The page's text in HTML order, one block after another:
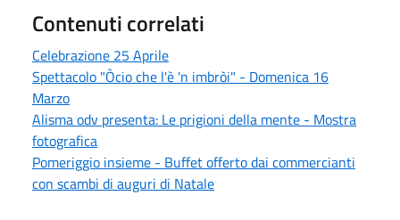
Contenuti correlati
Celebrazione 25 Aprile
Spettacolo "Òcio che l'è 'n imbròi" - Domenica 16
Marzo
Alisma odv presenta: Le prigioni della mente - Mostra
fotografica
Pomeriggio insieme - Buffet offerto dai commercianti
con scambi di auguri di Natale